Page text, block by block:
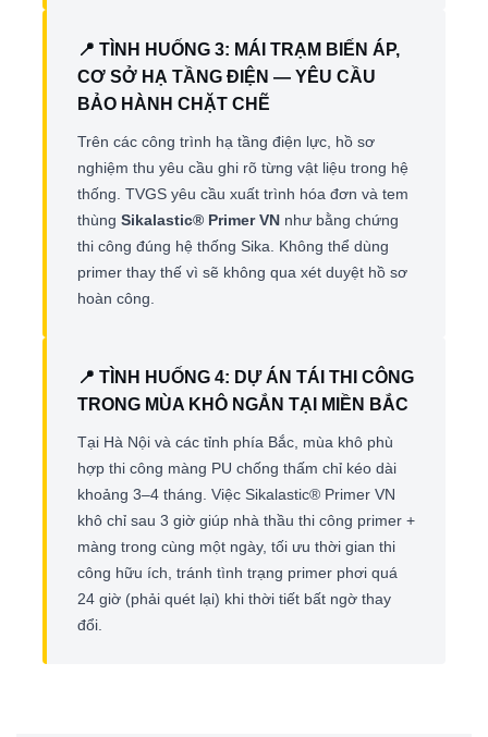
📍 TÌNH HUỐNG 3: MÁI TRẠM BIẾN ÁP,
CƠ SỞ HẠ TẦNG ĐIỆN — YÊU CẦU
BẢO HÀNH CHẶT CHẼ
Trên các công trình hạ tầng điện lực, hồ sơ
nghiệm thu yêu cầu ghi rõ từng vật liệu trong hệ
thống. TVGS yêu cầu xuất trình hóa đơn và tem
thùng Sikalastic® Primer VN như bằng chứng
thi công đúng hệ thống Sika. Không thể dùng
primer thay thế vì sẽ không qua xét duyệt hồ sơ
hoàn công.
📍 TÌNH HUỐNG 4: DỰ ÁN TÁI THI CÔNG
TRONG MÙA KHÔ NGẮN TẠI MIỀN BẮC
Tại Hà Nội và các tỉnh phía Bắc, mùa khô phù
hợp thi công màng PU chống thấm chỉ kéo dài
khoảng 3–4 tháng. Việc Sikalastic® Primer VN
khô chỉ sau 3 giờ giúp nhà thầu thi công primer +
màng trong cùng một ngày, tối ưu thời gian thi
công hữu ích, tránh tình trạng primer phơi quá
24 giờ (phải quét lại) khi thời tiết bất ngờ thay
đổi.